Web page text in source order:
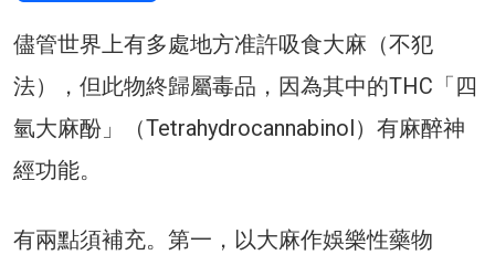
儘管世界上有多處地方准許吸食大麻（不犯
法），但此物終歸屬毒品，因為其中的THC「四
氫大麻酚」（Tetrahydrocannabinol）有麻醉神
經功能。
有兩點須補充。第一，以大麻作娛樂性藥物